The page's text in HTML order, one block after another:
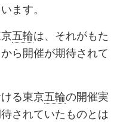
ます。
五輪は、それがもた
ら開催が期待されて
る東京五輪の開催実
されていたものとは